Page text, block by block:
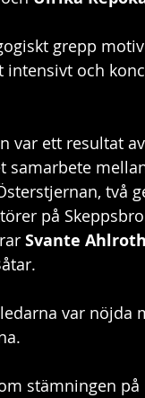
grepp
intensivt och
var ett resultat
samarbete
två
på
Svante Ahlroth
var nöjda
stämningen på